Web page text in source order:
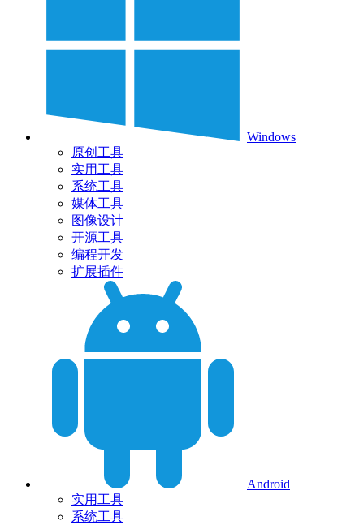
Windows
原创工具
实用工具
系统工具
媒体工具
图像设计
开源工具
编程开发
扩展插件
Android
实用工具
系统工具